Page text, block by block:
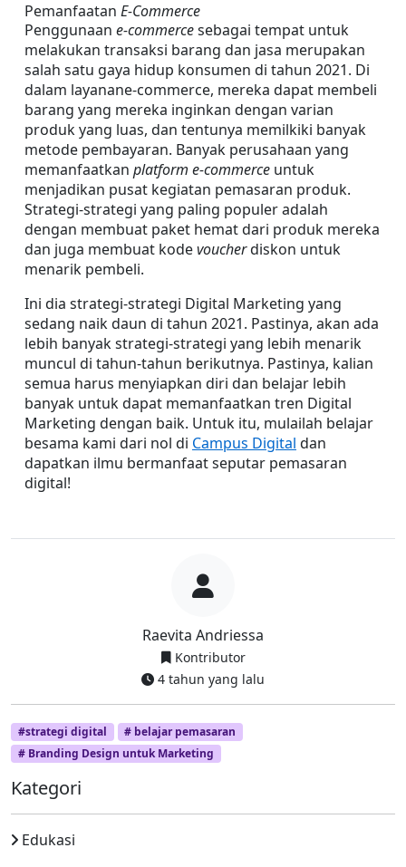
Raevita Andriessa
Kontributor
4 tahun yang lalu
#strategi digital
# belajar pemasaran
# Branding Design untuk Marketing
Pemanfaatan E-Commerce
Penggunaan e-commerce sebagai tempat untuk
melakukan transaksi barang dan jasa merupakan
salah satu gaya hidup konsumen di tahun 2021. Di
dalam layanane-commerce, mereka dapat membeli
barang yang mereka inginkan dengan varian
produk yang luas, dan tentunya memilkiki banyak
metode pembayaran. Banyak perusahaan yang
memanfaatkan platform e-commerce untuk
menjadikan pusat kegiatan pemasaran produk.
Strategi-strategi yang paling populer adalah
dengan membuat paket hemat dari produk mereka
dan juga membuat kode voucher diskon untuk
menarik pembeli.
Ini dia strategi-strategi Digital Marketing yang
sedang naik daun di tahun 2021. Pastinya, akan ada
lebih banyak strategi-strategi yang lebih menarik
muncul di tahun-tahun berikutnya. Pastinya, kalian
semua harus menyiapkan diri dan belajar lebih
banyak untuk dapat memanfaatkan tren Digital
Marketing dengan baik. Untuk itu, mulailah belajar
besama kami dari nol di Campus Digital dan
dapatkan ilmu bermanfaat seputar pemasaran
digital!
Kategori
Edukasi